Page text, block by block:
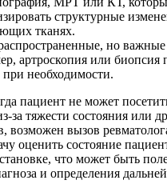
структурные
тканях.
но
артроскопия или
при необходимости.
пациент не может
за тяжести состояния или
возможен вызов
оценить состояние
что может быть
и определения